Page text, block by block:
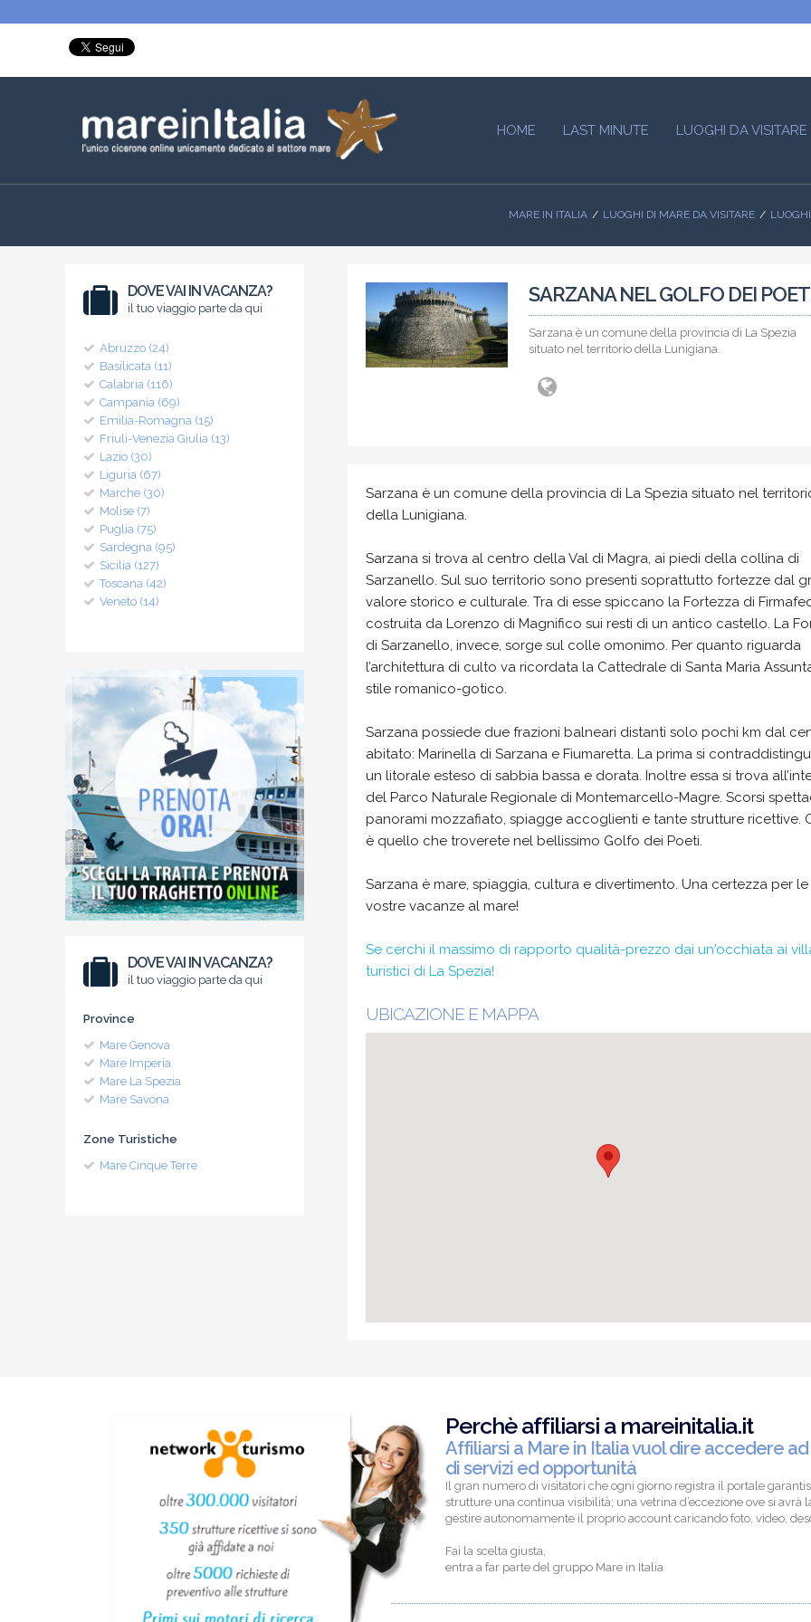
HOME LAST MINUTE LUOGHI DA VISITARE
MARE IN ITALIA LUOGHI DI MARE DA VISITARE
DOVE VAI IN VACANZA?
il tuo viaggio parte da qui
Abruzzo (24)
Basilicata (11)
Calabria (116)
Campania (69)
Emilia-Romagna (15)
Friuli-Venezia Giulia (13)
Lazio (30)
Liguria (67)
Marche (30)
Molise (7)
Puglia (75)
Sardegna (95)
Sicilia (127)
Toscana (42)
Veneto (14)
DOVE VAI IN VACANZA?
il tuo viaggio parte da qui
Province
Mare Genova
Mare Imperia
Mare La Spezia
Mare Savona
Zone Turistiche
Mare Cinque Terre
SARZANA NEL GOLFO DEI
Sarzana è un comune della provincia di La Spezia
situato nel territorio della Lunigiana.
Sarzana è un comune della provincia di La Spezia situato nel
della Lunigiana.
Sarzana si trova al centro della Val di Magra, ai piedi della collina di
Sarzanello. Sul suo territorio sono presenti soprattutto fortezze dal
valore storico e culturale. Tra di esse spiccano la Fortezza di
costruita da Lorenzo di Magnifico sui resti di un antico castello. La
di Sarzanello, invece, sorge sul colle omonimo. Per quanto riguarda
l’architettura di culto va ricordata la Cattedrale di Santa Maria
stile romanico-gotico.
Sarzana possiede due frazioni balneari distanti solo pochi km dal
abitato: Marinella di Sarzana e Fiumaretta. La prima si
un litorale esteso di sabbia bassa e dorata. Inoltre essa si trova
del Parco Naturale Regionale di Montemarcello-Magre. Scorsi
panorami mozzafiato, spiagge accoglienti e tante strutture ricettive.
è quello che troverete nel bellissimo Golfo dei Poeti.
Sarzana è mare, spiaggia, cultura e divertimento. Una certezza per le
vostre vacanze al mare!
Se cerchi il massimo di rapporto qualità-prezzo dai un'occhiata ai
turistici di La Spezia!
UBICAZIONE E MAPPA
Perchè affiliarsi a mareinitalia.it
Affiliarsi a Mare in Italia vuol dire accedere
di servizi ed opportunità
Il gran numero di visitatori che ogni giorno registra il portale
strutture una continua visibilità; una vetrina d’eccezione ove si avrà
gestire autonomamente il proprio account caricando foto, video,
Fai la scelta giusta,
entra a far parte del gruppo Mare in Italia